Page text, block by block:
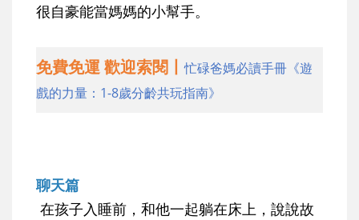
很自豪能當媽媽的小幫手。
免費免運 歡迎索閱丨忙碌爸媽必讀手冊《遊
戲的力量：1-8歲分齡共玩指南》
聊天篇
在孩子入睡前，和他一起躺在床上，說說故